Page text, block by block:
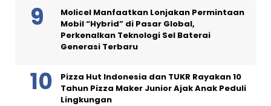
Molicel Manfaatkan Lonjakan Permintaan
Mobil “Hybrid” di Pasar Global,
Perkenalkan Teknologi Sel Baterai
Generasi Terbaru
Pizza Hut Indonesia dan TUKR Rayakan 10
Tahun Pizza Maker Junior Ajak Anak Peduli
Lingkungan